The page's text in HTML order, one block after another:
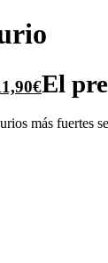
€El
más